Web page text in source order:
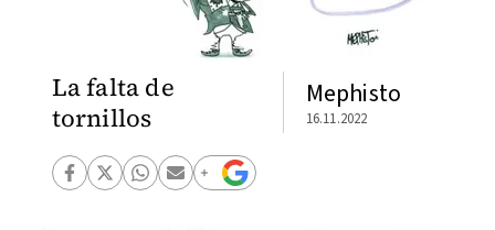
La falta de
tornillos
Mephisto
16.11.2022